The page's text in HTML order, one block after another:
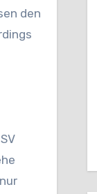
den